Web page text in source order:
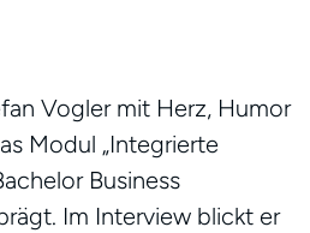
Vogler mit Herz, Humor
Modul „Integrierte
Business
Im Interview blickt er